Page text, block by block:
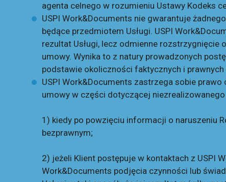
agenta celnego w rozumieniu Ustawy Kodeks
USPI Work&Documents nie gwarantuje
będące przedmiotem Usługi. USPI
rezultat Usługi, lecz odmienne
umowy. Wynika to z natury prowadzonych
podstawie okoliczności faktycznych i
USPI Work&Documents zastrzega sobie
umowy w części dotyczącej
1) kiedy po powzięciu informacji o naruszeniu
bezprawnym;
2) jeżeli Klient postępuje w kontaktach z USPI
Work&Documents podjęcia czynności lub